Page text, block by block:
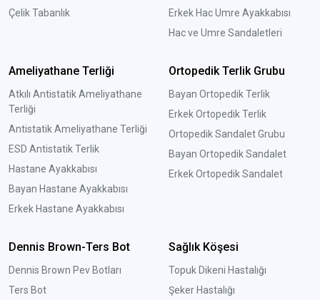
Çelik Tabanlık
Erkek Hac Umre Ayakkabısı
Hac ve Umre Sandaletleri
Ameliyathane Terliği
Atkılı Antistatik Ameliyathane
Terliği
Antistatik Ameliyathane Terliği
ESD Antistatik Terlik
Hastane Ayakkabısı
Bayan Hastane Ayakkabısı
Erkek Hastane Ayakkabısı
Ortopedik Terlik Grubu
Bayan Ortopedik Terlik
Erkek Ortopedik Terlik
Ortopedik Sandalet Grubu
Bayan Ortopedik Sandalet
Erkek Ortopedik Sandalet
Dennis Brown-Ters Bot
Dennis Brown Pev Botları
Ters Bot
Sağlık Köşesi
Topuk Dikeni Hastalığı
Şeker Hastalığı